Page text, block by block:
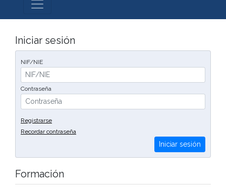
Iniciar sesión
NIF/NIE
Contraseña
Registrarse
Recordar contraseña
Iniciar sesión
Formación